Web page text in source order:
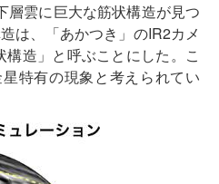
層雲に巨大な筋状構造が見つ
は、「あかつき」のIR2カメ
造」と呼ぶことにした。こ
特有の現象と考えられてい